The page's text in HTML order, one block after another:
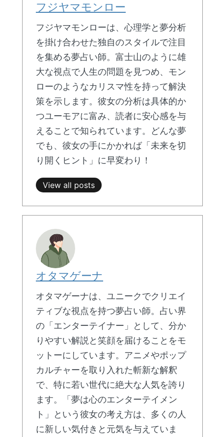
フジヤマモンロー
フジヤマモンローは、心理学と夢分析
を掛け合わせた独自のスタイルで注目
を集める夢占い師。富士山のように雄
大な視点で人生の問題を見つめ、モン
ローのようなカリスマ性を持って解決
策を示します。彼女の分析は具体的か
つユーモアに富み、読者に安心感を与
えることで知られています。どんな夢
でも、彼女の手にかかれば「未来を切
り開くヒント」に早変わり！
View all posts
オタマゲーナ
オタマゲーナは、ユニークでクリエイ
ティブな視点を持つ夢占い師。占い界
の「エンターテイナー」として、分か
りやすい解説と笑顔を届けることをモ
ットーにしています。アニメやポップ
カルチャーを取り入れた斬新な解釈
で、特に若い世代に絶大な人気を誇り
ます。「夢は心のエンターテイメン
ト」という彼女の考え方は、多くの人
に新しい気付きと元気を与えていま